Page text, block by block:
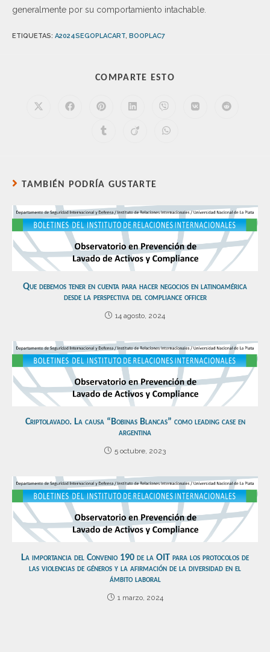
generalmente por su comportamiento intachable.
ETIQUETAS: A2024SEGOPLACART, BOOPLAC7
COMPARTE ESTO
TAMBIÉN PODRÍA GUSTARTE
Que debemos tener en cuenta para hacer negocios en latinoamérica
desde la perspectiva del compliance officer
14 agosto, 2024
Criptolavado. La causa “Bobinas Blancas” como leading case en
argentina
5 octubre, 2023
La importancia del Convenio 190 de la OIT para los protocolos de
las violencias de géneros y la afirmación de la diversidad en el
ámbito laboral
1 marzo, 2024